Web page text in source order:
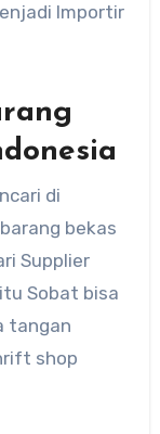
Importir
di
bekas
Supplier
Sobat bisa
tangan
shop